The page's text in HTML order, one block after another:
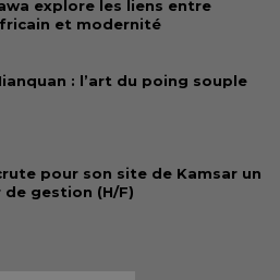
explore les liens entre
et modernité
: l’art du poing souple
pour son site de Kamsar un
gestion (H/F)